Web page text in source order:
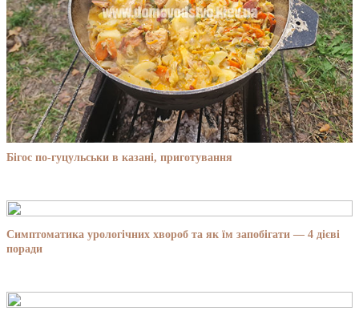
Бігос по-гуцульськи в казані, приготування
Симптоматика урологічних хвороб та як їм запобігати — 4 дієві
поради